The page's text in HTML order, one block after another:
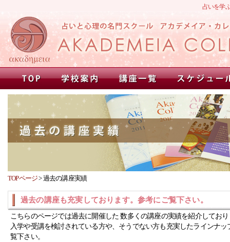
占いを学
TOPページ>過去の講座実績
過去の講座も充実しております。参考にご覧下さい。
こちらのページでは過去に開催した 数多くの講座の実績を紹介してお
入学や受講を検討されている方や、そうでない方も充実したラインナッ
覧下さい。